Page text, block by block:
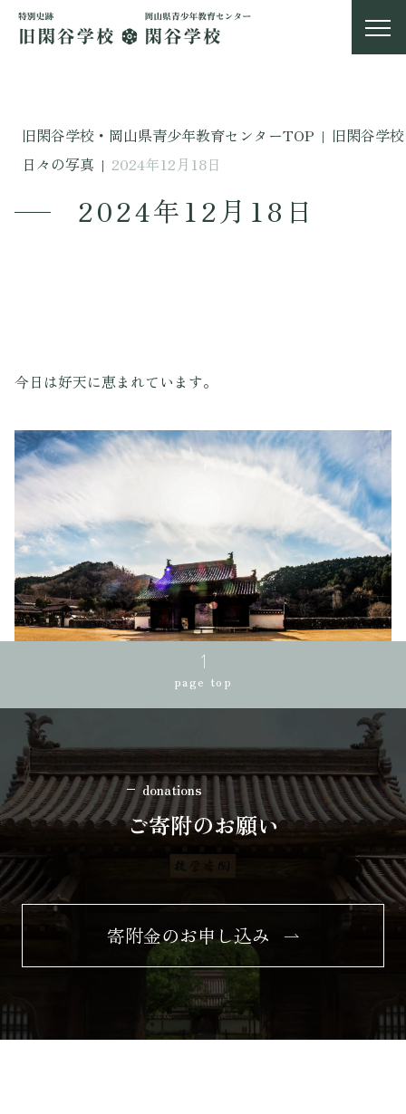
旧閑谷学校・岡山県青少年教育センターTOP | 旧閑谷学校
日々の写真 | 2024年12月18日
2024年12月18日
今日は好天に恵まれています。
page top
donations
ご寄附のお願い
寄附金のお申し込み